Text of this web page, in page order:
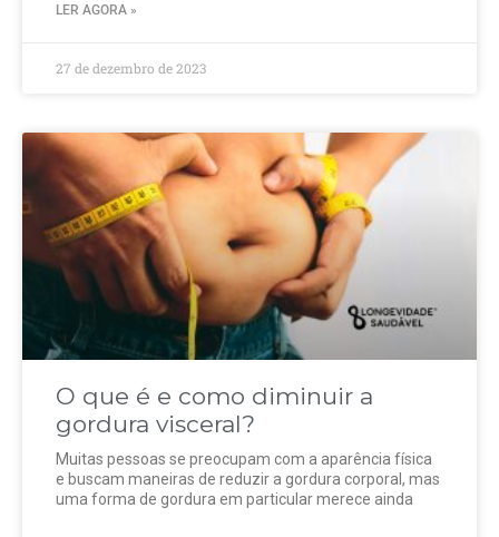
LER AGORA »
27 de dezembro de 2023
O que é e como diminuir a
gordura visceral?
Muitas pessoas se preocupam com a aparência física
e buscam maneiras de reduzir a gordura corporal, mas
uma forma de gordura em particular merece ainda